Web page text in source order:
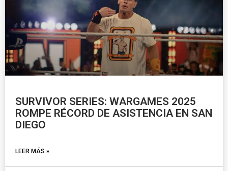
SURVIVOR SERIES: WARGAMES 2025
ROMPE RÉCORD DE ASISTENCIA EN SAN
DIEGO
LEER MÁS »